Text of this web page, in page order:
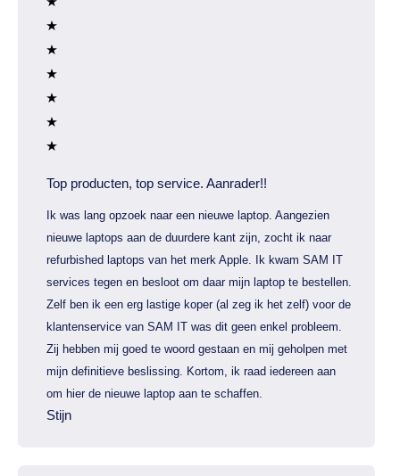
Top producten, top service. Aanrader!!
Ik was lang opzoek naar een nieuwe laptop. Aangezien
nieuwe laptops aan de duurdere kant zijn, zocht ik naar
refurbished laptops van het merk Apple. Ik kwam SAM IT
services tegen en besloot om daar mijn laptop te bestellen.
Zelf ben ik een erg lastige koper (al zeg ik het zelf) voor de
klantenservice van SAM IT was dit geen enkel probleem.
Zij hebben mij goed te woord gestaan en mij geholpen met
mijn definitieve beslissing. Kortom, ik raad iedereen aan
om hier de nieuwe laptop aan te schaffen.
Stijn